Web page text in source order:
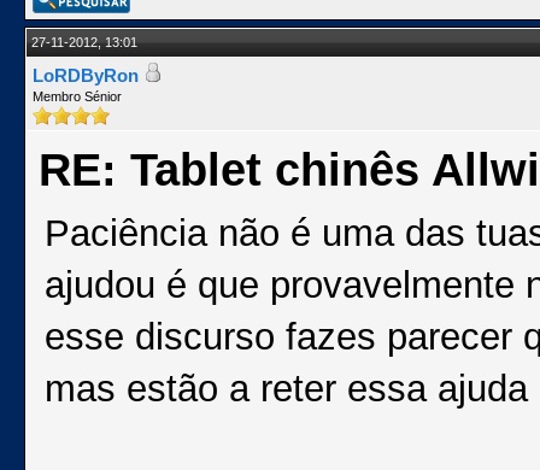
27-11-2012, 13:01
LoRDByRon
Membro Sénior
RE: Tablet chinês
Paciência não é uma das
ajudou é que provavelmente
esse discurso fazes parecer
mas estão a reter essa